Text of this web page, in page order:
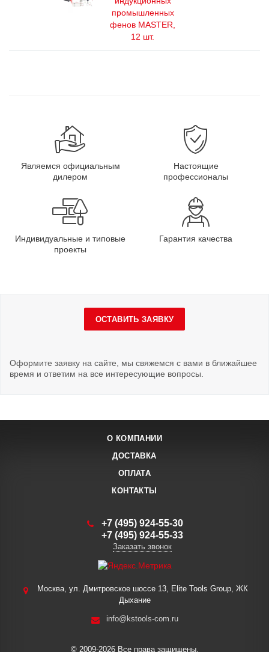
промышленных
фенов MASTER,
12 шт.
Являемся официальным
дилером
Настоящие
профессионалы
Индивидуальные и типовые
проекты
Гарантия качества
ОСТАВИТЬ ЗАЯВКУ
Оформите заявку на сайте, мы свяжемся с вами в ближайшее
время и ответим на все интересующие вопросы.
О КОМПАНИИ
ДОСТАВКА
ОПЛАТА
КОНТАКТЫ
+7 (495) 924-55-30
+7 (495) 924-55-33
Заказать звонок
Москва, ул. Дмитровское шоссе 13, Elite Tools Group, ЖК
Дыхание
info@kstools-com.ru
© 2009-2026 Все права защищены.